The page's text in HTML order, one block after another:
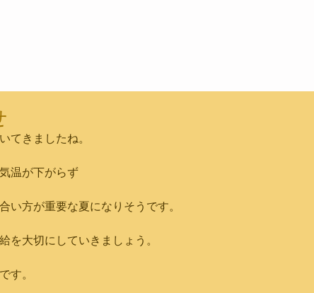
てきましたね。
温が下がらず
い方が重要な夏になりそうです。
を大切にしていきましょう。
す。